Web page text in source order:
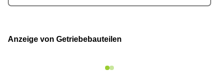
Anzeige von Getriebebauteilen